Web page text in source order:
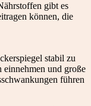
gibt es
können, die
stabil zu
einnehmen und große
führen